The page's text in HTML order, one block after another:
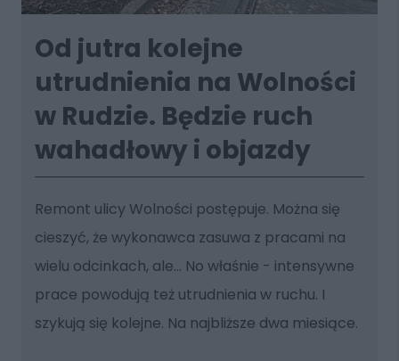
Od jutra kolejne
utrudnienia na Wolności
w Rudzie. Będzie ruch
wahadłowy i objazdy
Remont ulicy Wolności postępuje. Można się
cieszyć, że wykonawca zasuwa z pracami na
wielu odcinkach, ale... No właśnie - intensywne
prace powodują też utrudnienia w ruchu. I
szykują się kolejne. Na najbliższe dwa miesiące.